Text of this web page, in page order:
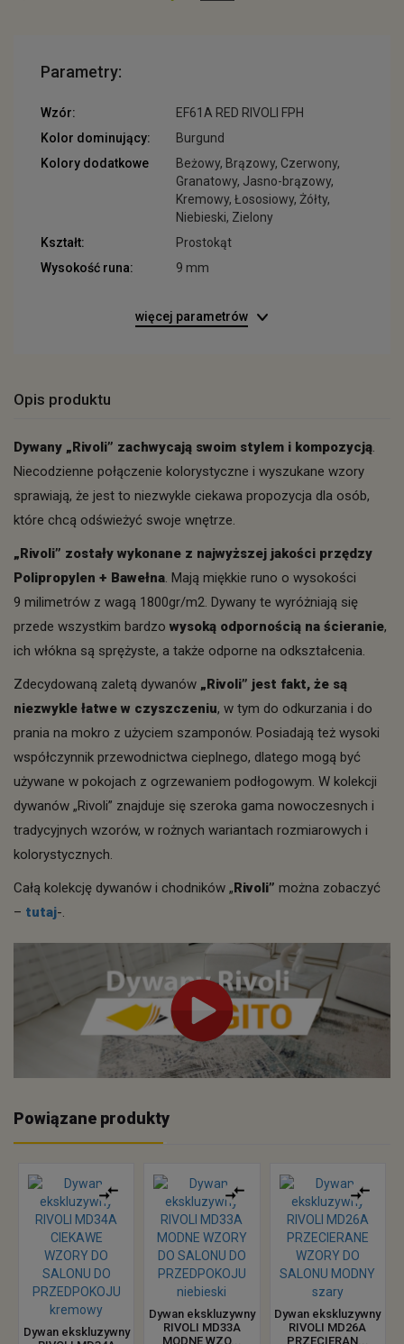
Parametry:
Wzór:
EF61A RED RIVOLI FPH
Kolor dominujący:
Burgund
Kolory dodatkowe
Beżowy, Brązowy, Czerwony,
Granatowy, Jasno-brązowy,
Kremowy, Łososiowy, Żółty,
Niebieski, Zielony
Kształt:
Prostokąt
Wysokość runa:
9 mm
więcej parametrów
Opis produktu
Dywany „Rivoli” zachwycają swoim stylem i kompozycją.
Niecodzienne połączenie kolorystyczne i wyszukane wzory
sprawiają, że jest to niezwykle ciekawa propozycja dla osób,
które chcą odświeżyć swoje wnętrze.
„Rivoli” zostały wykonane z najwyższej jakości przędzy
Polipropylen + Bawełna. Mają miękkie runo o wysokości
9 milimetrów z wagą 1800gr/m2. Dywany te wyróżniają się
przede wszystkim bardzo wysoką odpornością na ścieranie,
ich włókna są sprężyste, a także odporne na odkształcenia.
Zdecydowaną zaletą dywanów „Rivoli” jest fakt, że są
niezwykle łatwe w czyszczeniu, w tym do odkurzania i do
prania na mokro z użyciem szamponów. Posiadają też wysoki
współczynnik przewodnictwa cieplnego, dlatego mogą być
używane w pokojach z ogrzewaniem podłogowym. W kolekcji
dywanów „Rivoli” znajduje się szeroka gama nowoczesnych i
tradycyjnych wzorów, w rożnych wariantach rozmiarowych i
kolorystycznych.
Całą kolekcję dywanów i chodników „Rivoli” można zobaczyć
– tutaj-.
Powiązane produkty
Dywan ekskluzywny
Dywan ekskluzywny
RIVOLI MD33A
MODNE WZO...
Dywan ekskluzywny
RIVOLI MD26A
PRZECIERAN...